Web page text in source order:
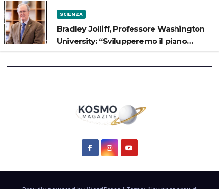
SCIENZA
Bradley Jolliff, Professore Washington
University: “Svilupperemo il piano